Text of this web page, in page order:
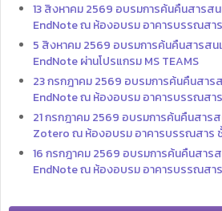
13 สิงหาคม 2569 อบรมการค้นคืนสารส
EndNote ณ ห้องอบรม อาคารบรรณสา
5 สิงหาคม 2569 อบรมการค้นคืนสารสน
EndNote ผ่านโปรแกรม MS TEAMS
23 กรกฎาคม 2569 อบรมการค้นคืนสาร
EndNote ณ ห้องอบรม อาคารบรรณสา
21 กรกฎาคม 2569 อบรมการค้นคืนสารส
Zotero ณ ห้องอบรม อาคารบรรณสาร
16 กรกฎาคม 2569 อบรมการค้นคืนสาร
EndNote ณ ห้องอบรม อาคารบรรณสา